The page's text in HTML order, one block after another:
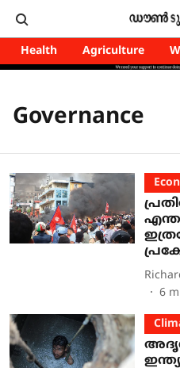
Health Agriculture
Governance
6